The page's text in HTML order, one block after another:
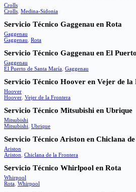
Crolls
Crolls Medina-Sidonia
Servicio Técnico Gaggenau en Rota
Gaggenau
Gaggenau Rota
Servicio Técnico Gaggenau en El
Gaggenau
El Puerto de Santa María Gaggenau
Servicio Técnico Hoover en Vejer de la
Hoover
Hoover Vejer de la Frontera
Servicio Técnico Mitsubishi en Ubrique
Mitsubishi
Mitsubishi Ubrique
Servicio Técnico Ariston en Chiclana
Ariston
Ariston Chiclana de la Frontera
Servicio Técnico Whirlpool en Rota
Whirpool
Rota Whirpool